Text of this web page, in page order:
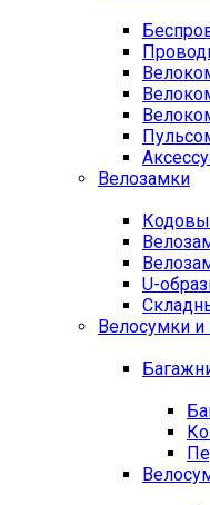
Велозамки
U-
Велосумки